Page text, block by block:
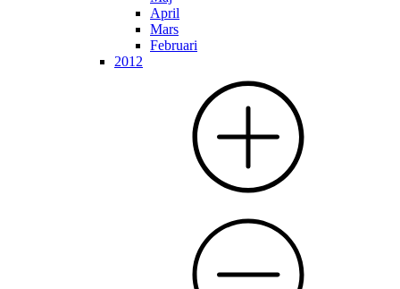
April
Mars
Februari
2012